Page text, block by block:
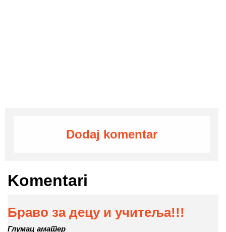
Dodaj komentar
Komentari
Браво за децу и учитеља!!!
Глумац аматер